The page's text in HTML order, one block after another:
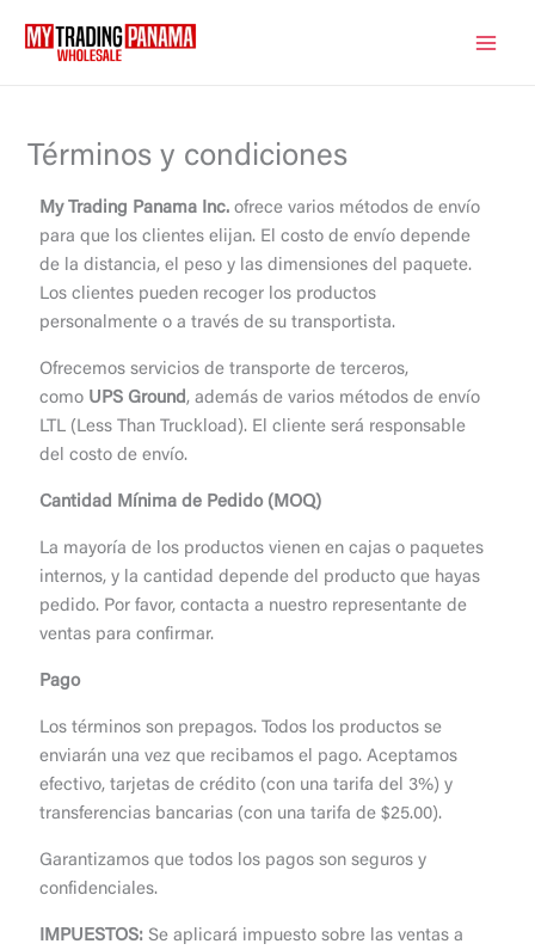
Términos y condiciones
My Trading Panama Inc. ofrece varios métodos de envío
para que los clientes elijan. El costo de envío depende
de la distancia, el peso y las dimensiones del paquete.
Los clientes pueden recoger los productos
personalmente o a través de su transportista.
Ofrecemos servicios de transporte de terceros,
como UPS Ground, además de varios métodos de envío
LTL (Less Than Truckload). El cliente será responsable
del costo de envío.
Cantidad Mínima de Pedido (MOQ)
La mayoría de los productos vienen en cajas o paquetes
internos, y la cantidad depende del producto que hayas
pedido. Por favor, contacta a nuestro representante de
ventas para confirmar.
Pago
Los términos son prepagos. Todos los productos se
enviarán una vez que recibamos el pago. Aceptamos
efectivo, tarjetas de crédito (con una tarifa del 3%) y
transferencias bancarias (con una tarifa de $25.00).
Garantizamos que todos los pagos son seguros y
confidenciales.
IMPUESTOS: Se aplicará impuesto sobre las ventas a